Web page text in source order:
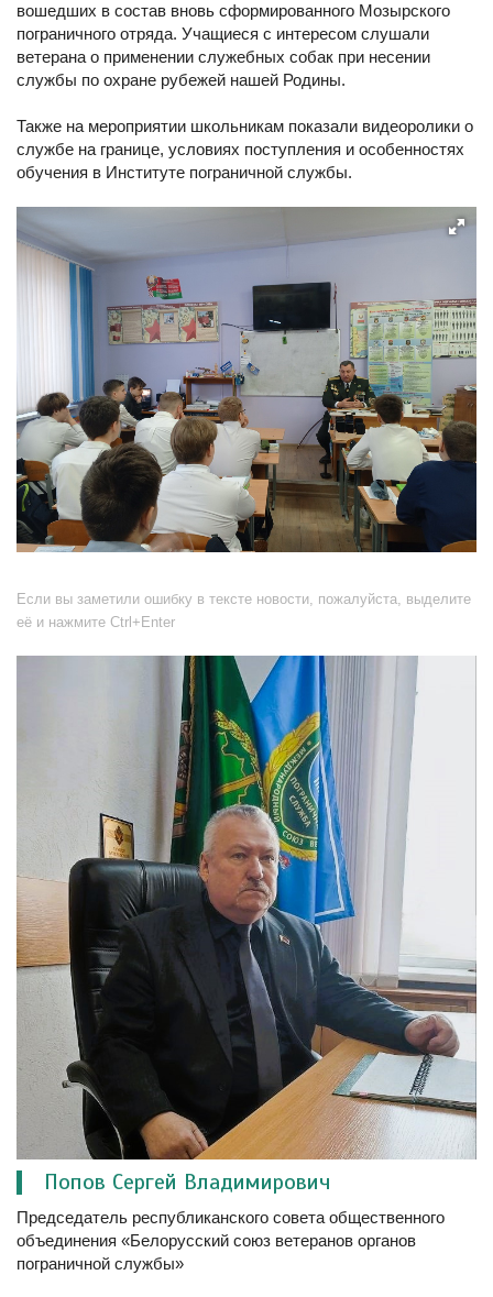
вошедших в состав вновь сформированного Мозырского
пограничного отряда. Учащиеся с интересом слушали
ветерана о применении служебных собак при несении
службы по охране рубежей нашей Родины.
Также на мероприятии школьникам показали видеоролики о
службе на границе, условиях поступления и особенностях
обучения в Институте пограничной службы.
Если вы заметили ошибку в тексте новости, пожалуйста, выделите
её и нажмите Ctrl+Enter
Попов Сергей Владимирович
Председатель республиканского совета общественного
объединения «Белорусский союз ветеранов органов
пограничной службы»